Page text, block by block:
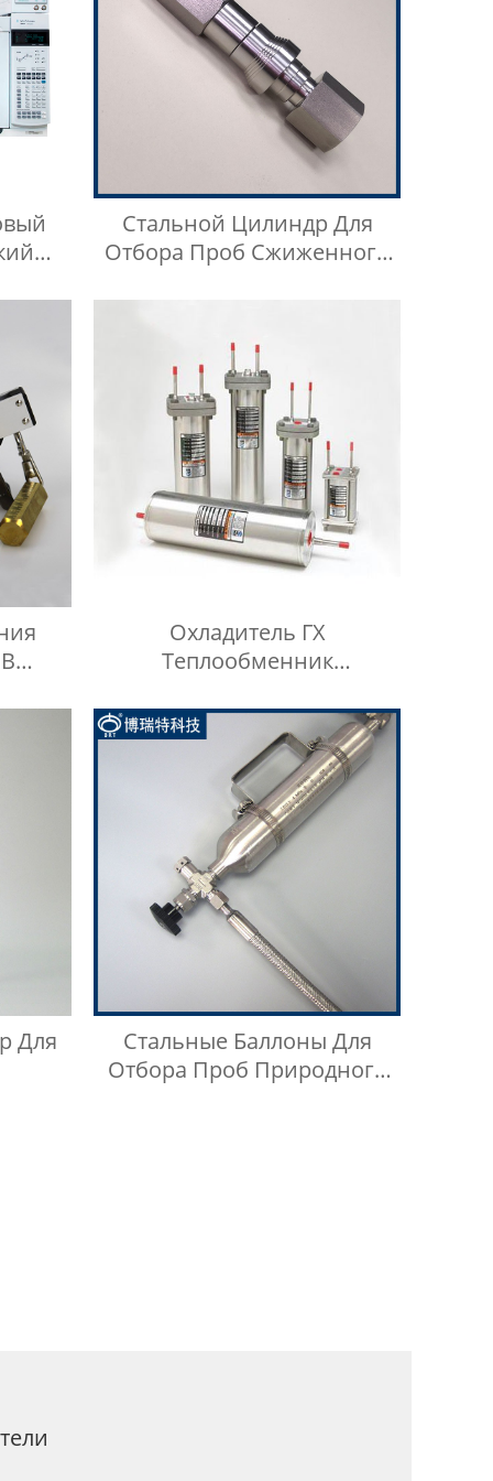
И
Стальной Цилиндр Для
Отбора Проб Сжиженного
Нержавеющей Стали 304,
Тип Кнопки Быстрого
Соединителя
Охладитель ГХ
Теплообменник
Оборудование Охладитель
Воды
Для
Стальные Баллоны Для
Отбора Проб Природного